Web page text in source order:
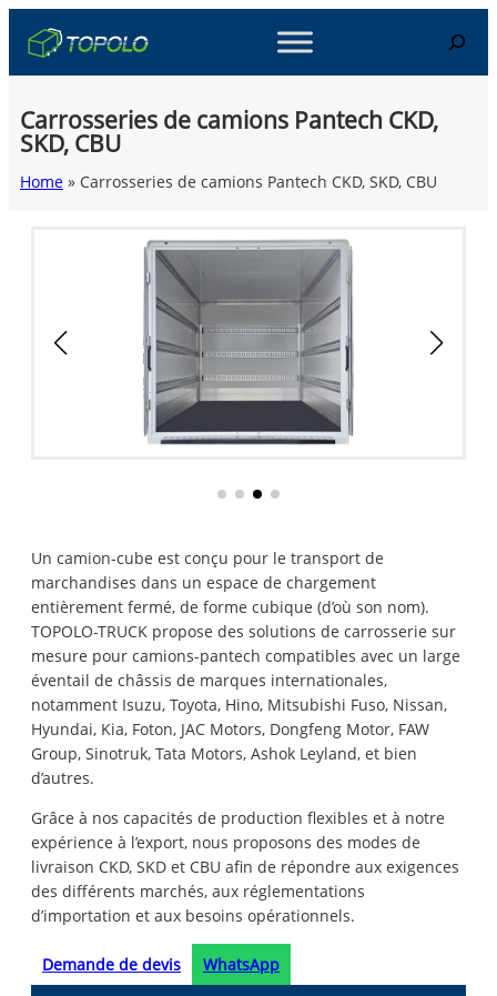
Search
Carrosseries de camions Pantech CKD,
SKD, CBU
Home » Carrosseries de camions Pantech CKD, SKD, CBU
Un camion-cube est conçu pour le transport de
marchandises dans un espace de chargement
entièrement fermé, de forme cubique (d’où son nom).
TOPOLO-TRUCK propose des solutions de carrosserie sur
mesure pour camions-pantech compatibles avec un large
éventail de châssis de marques internationales,
notamment Isuzu, Toyota, Hino, Mitsubishi Fuso, Nissan,
Hyundai, Kia, Foton, JAC Motors, Dongfeng Motor, FAW
Group, Sinotruk, Tata Motors, Ashok Leyland, et bien
d’autres.
Grâce à nos capacités de production flexibles et à notre
expérience à l’export, nous proposons des modes de
livraison CKD, SKD et CBU afin de répondre aux exigences
des différents marchés, aux réglementations
d’importation et aux besoins opérationnels.
Demande de devis WhatsApp